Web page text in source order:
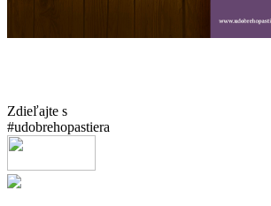
Zdieľajte s
#udobrehopastiera